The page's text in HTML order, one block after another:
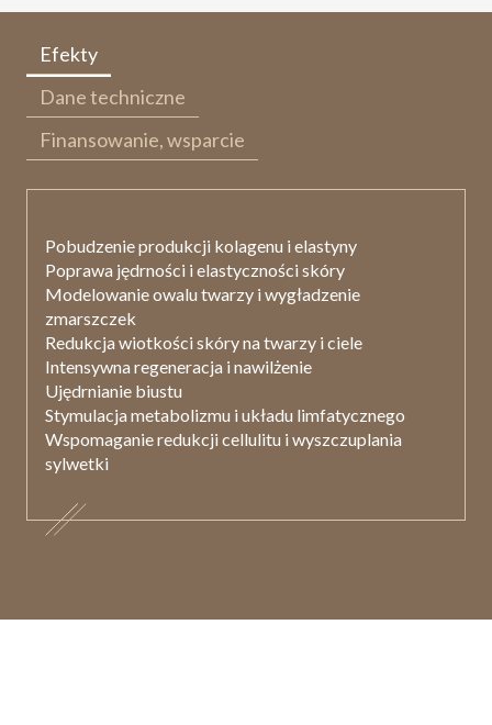
Efekty
Dane techniczne
Finansowanie, wsparcie
Pobudzenie produkcji kolagenu i elastyny
Poprawa jędrności i elastyczności skóry
Modelowanieowalu twarzy i wygładzenie
zmarszczek
Redukcja wiotkości skóryna twarzy i ciele
Intensywna regeneracja i nawilżenie
Ujędrnianie biustu
Stymulacja metabolizmu i układu limfatycznego
Wspomaganie redukcji cellulitu i wyszczuplania
sylwetki